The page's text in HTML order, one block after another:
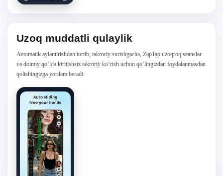
Uzoq muddatli qulaylik
Avtomatik aylantirishdan tortib, takroriy surishgacha, ZapTap uzoqroq seanslar
va doimiy qo‘lda kiritishsiz takroriy ko‘rish uchun qo‘lingizdan foydalanmasdan
qolishingizga yordam beradi.